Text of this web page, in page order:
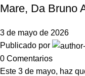
Mare, Da Bruno
3 de mayo de 2026
Publicado por
0 Comentarios
Este 3 de mayo, haz